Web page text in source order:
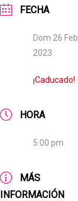
FECHA
Dom 26 Feb
2023
¡Caducado!
HORA
5:00 pm
MÁS
INFORMACIÓN